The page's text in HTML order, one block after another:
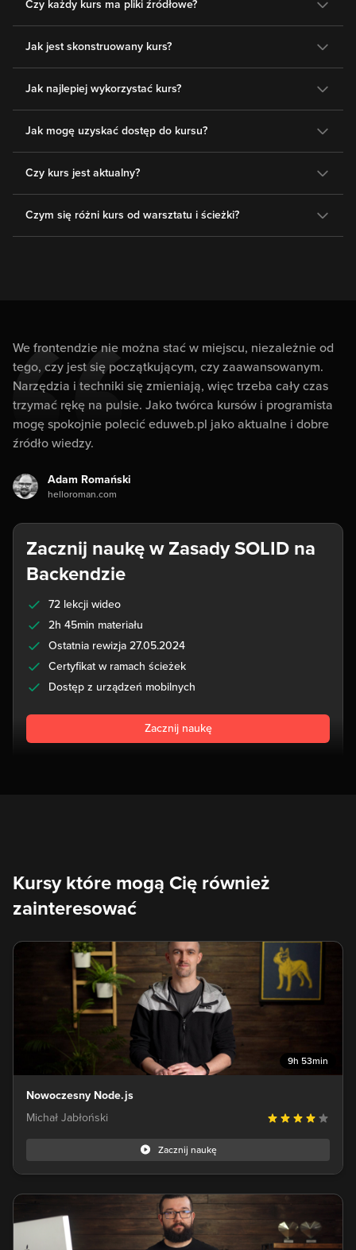
Czy każdy kurs ma pliki źródłowe?
Jak jest skonstruowany kurs?
Jak najlepiej wykorzystać kurs?
Jak mogę uzyskać dostęp do kursu?
Czy kurs jest aktualny?
Czym się różni kurs od warsztatu i ścieżki?
We frontendzie nie można stać w miejscu, niezależnie od
tego, czy jest się początkującym, czy zaawansowanym.
Narzędzia i techniki się zmieniają, więc trzeba cały czas
trzymać rękę na pulsie. Jako twórca kursów i programista
mogę spokojnie polecić eduweb.pl jako aktualne i dobre
źródło wiedzy.
Adam Romański
helloroman.com
Zacznij naukę w Zasady SOLID na
Backendzie
72 lekcji wideo
2h 45min materiału
Ostatnia rewizja 27.05.2024
Certyfikat w ramach ścieżek
Dostęp z urządzeń mobilnych
Zacznij naukę
Kursy które mogą Cię również
zainteresować
9h 53min
Nowoczesny Node.js
Michał Jabłoński
Zacznij naukę